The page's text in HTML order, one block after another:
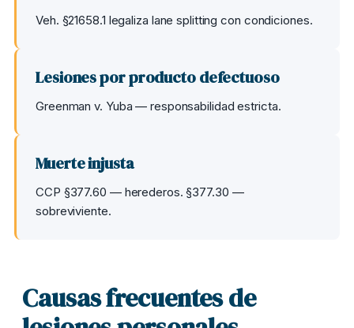
Veh. §21658.1 legaliza lane splitting con condiciones.
Lesiones por producto defectuoso
Greenman v. Yuba — responsabilidad estricta.
Muerte injusta
CCP §377.60 — herederos. §377.30 —
sobreviviente.
Causas frecuentes de